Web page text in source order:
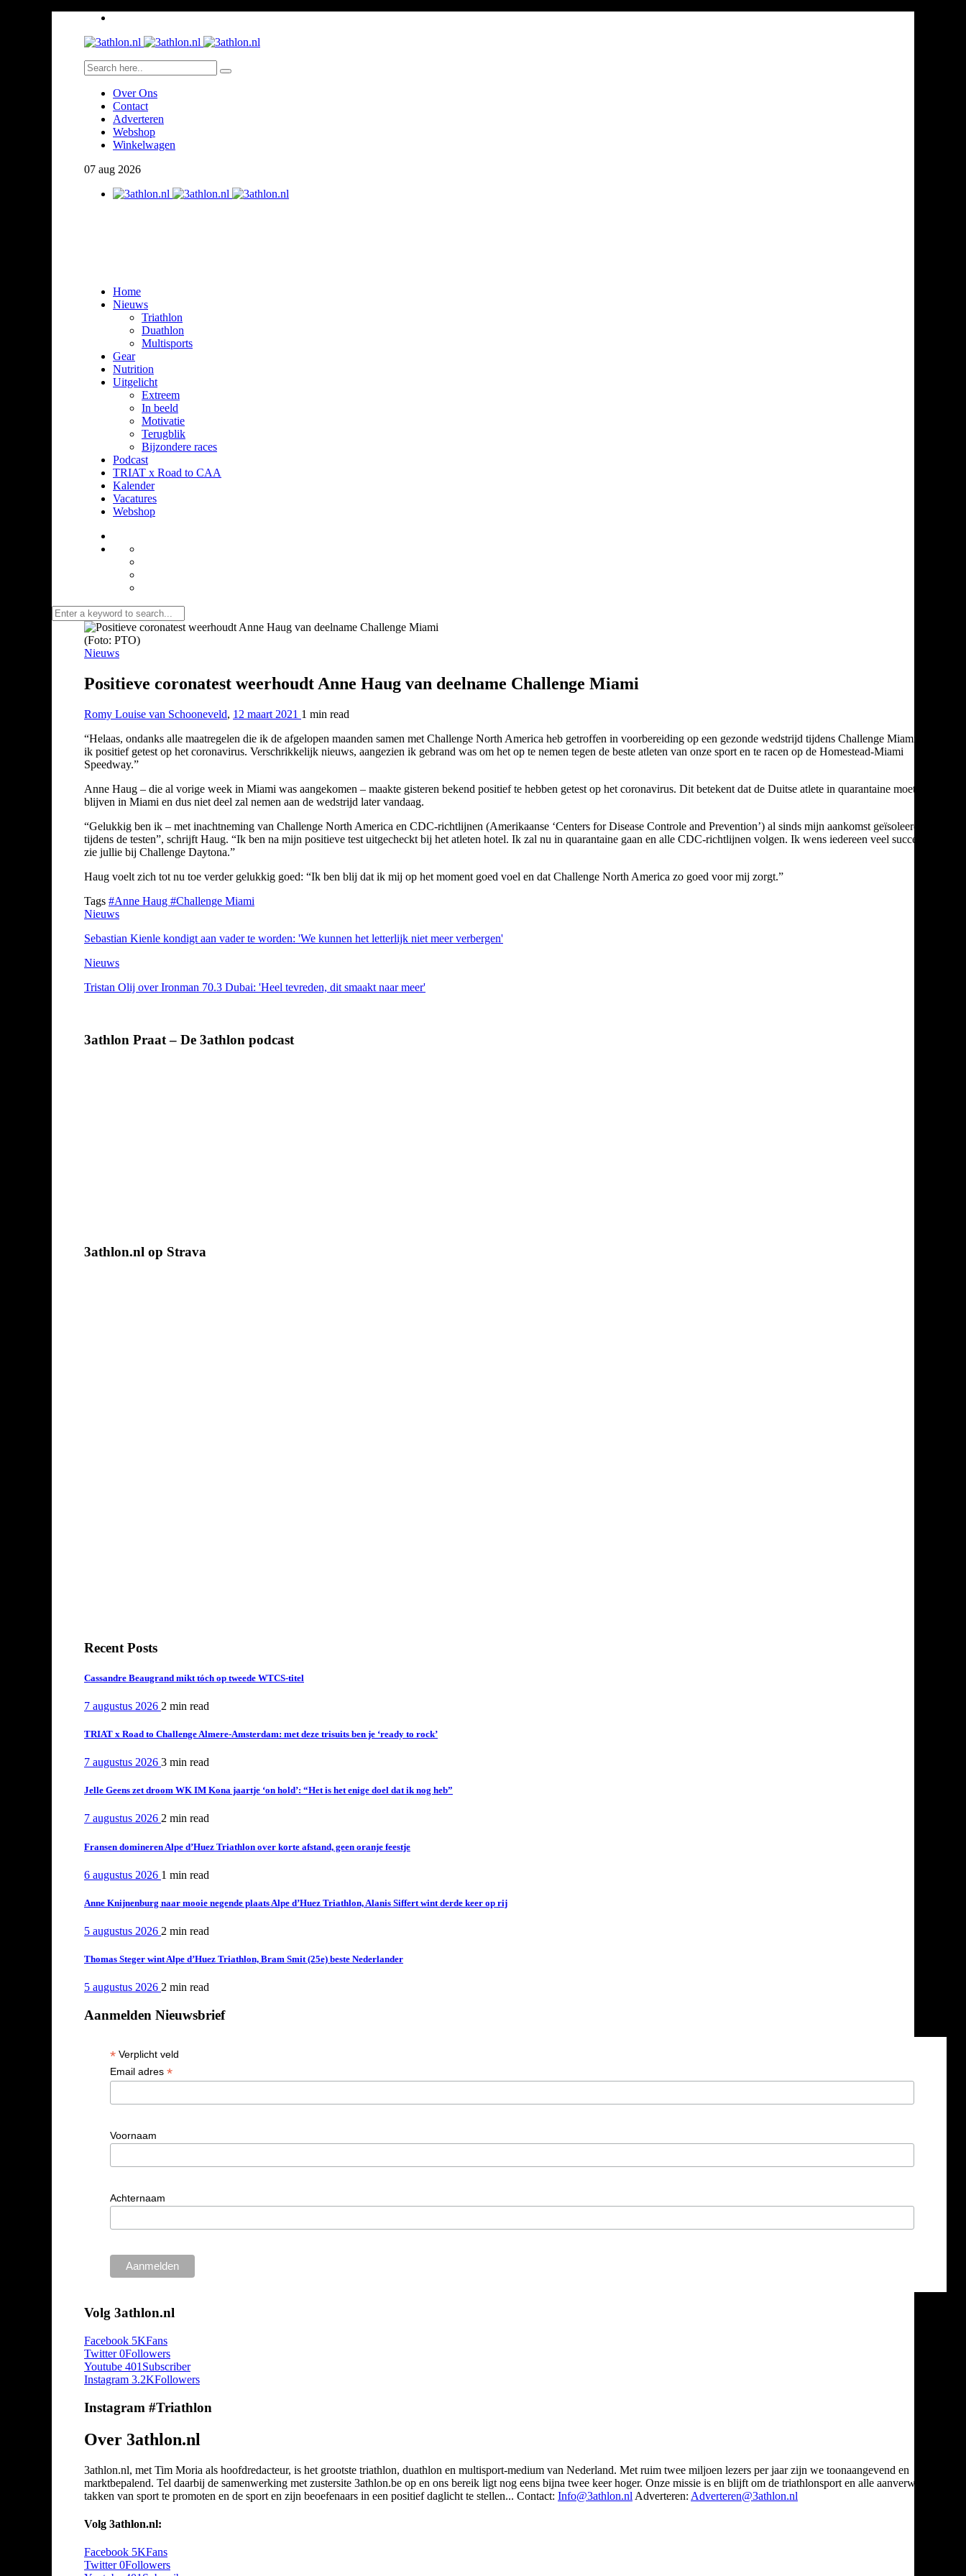
Over Ons
Contact
Adverteren
Webshop
Winkelwagen
07 aug 2026
Home
Nieuws
Triathlon
Duathlon
Multisports
Gear
Nutrition
Uitgelicht
Extreem
In beeld
Motivatie
Terugblik
Bijzondere races
Podcast
TRIAT x Road to CAA
Kalender
Vacatures
Webshop
(Foto: PTO)
Nieuws
Positieve coronatest weerhoudt Anne Haug van deelname Challenge Miami
Romy Louise van Schooneveld, 12 maart 2021 1 min read
“Helaas, ondanks alle maatregelen die ik de afgelopen maanden samen met Challenge North America heb getroffen in voorbereiding op een gezonde wedstrijd tijdens Challenge Miami, ben
ik positief getest op het coronavirus. Verschrikkelijk nieuws, aangezien ik gebrand was om het op te nemen tegen de beste atleten van onze sport en te racen op de Homestead-Miami
Speedway.”
Anne Haug – die al vorige week in Miami was aangekomen – maakte gisteren bekend positief te hebben getest op het coronavirus. Dit betekent dat de Duitse atlete in quarantaine moet
blijven in Miami en dus niet deel zal nemen aan de wedstrijd later vandaag.
“Gelukkig ben ik – met inachtneming van Challenge North America en CDC-richtlijnen (Amerikaanse ‘Centers for Disease Controle and Prevention’) al sinds mijn aankomst geïsoleerd, zelfs
tijdens de testen”, schrijft Haug. “Ik ben na mijn positieve test uitgecheckt bij het atleten hotel. Ik zal nu in quarantaine gaan en alle CDC-richtlijnen volgen. Ik wens iedereen veel succes en ik
zie jullie bij Challenge Daytona.”
Haug voelt zich tot nu toe verder gelukkig goed: “Ik ben blij dat ik mij op het moment goed voel en dat Challenge North America zo goed voor mij zorgt.”
Tags #Anne Haug #Challenge Miami
Nieuws
Sebastian Kienle kondigt aan vader te worden: 'We kunnen het letterlijk niet meer verbergen'
Nieuws
Tristan Olij over Ironman 70.3 Dubai: 'Heel tevreden, dit smaakt naar meer'
3athlon Praat – De 3athlon podcast
3athlon.nl op Strava
Recent Posts
Cassandre Beaugrand mikt tóch op tweede WTCS-titel
7 augustus 2026 2 min read
TRIAT x Road to Challenge Almere-Amsterdam: met deze trisuits ben je ‘ready to rock’
7 augustus 2026 3 min read
Jelle Geens zet droom WK IM Kona jaartje ‘on hold’: “Het is het enige doel dat ik nog heb”
7 augustus 2026 2 min read
Fransen domineren Alpe d’Huez Triathlon over korte afstand, geen oranje feestje
6 augustus 2026 1 min read
Anne Knijnenburg naar mooie negende plaats Alpe d’Huez Triathlon, Alanis Siffert wint derde keer op rij
5 augustus 2026 2 min read
Thomas Steger wint Alpe d’Huez Triathlon, Bram Smit (25e) beste Nederlander
5 augustus 2026 2 min read
Aanmelden Nieuwsbrief
* Verplicht veld
Email adres *
Voornaam
Achternaam
Volg 3athlon.nl
Facebook 5KFans
Twitter 0Followers
Youtube 401 Subscriber
Instagram 3.2KFollowers
Instagram #Triathlon
Over 3athlon.nl
3athlon.nl, met Tim Moria als hoofdredacteur, is het grootste triathlon, duathlon en multisport-medium van Nederland. Met ruim twee miljoen lezers per jaar zijn we toonaangevend en
marktbepalend. Tel daarbij de samenwerking met zustersite 3athlon.be op en ons bereik ligt nog eens bijna twee keer hoger. Onze missie is en blijft om de triathlonsport en alle aanverwante
takken van sport te promoten en de sport en zijn beoefenaars in een positief daglicht te stellen... Contact: Info@3athlon.nl Adverteren: Adverteren@3athlon.nl
Volg 3athlon.nl:
Facebook 5KFans
Twitter 0Followers